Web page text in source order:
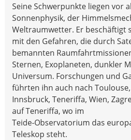
Seine Schwerpunkte liegen vor
Sonnenphysik, der
Weltraumwetter. Er beschäftigt
mit den Gefahren, die durch
bemannten
Sternen, Exoplaneten, dunkler
Universum. Forschungen und
führten ihn auch nach
Innsbruck, Teneriffa, Wien,
auf Teneriffa, wo im
Teide-Observatorium das
Teleskop steht.